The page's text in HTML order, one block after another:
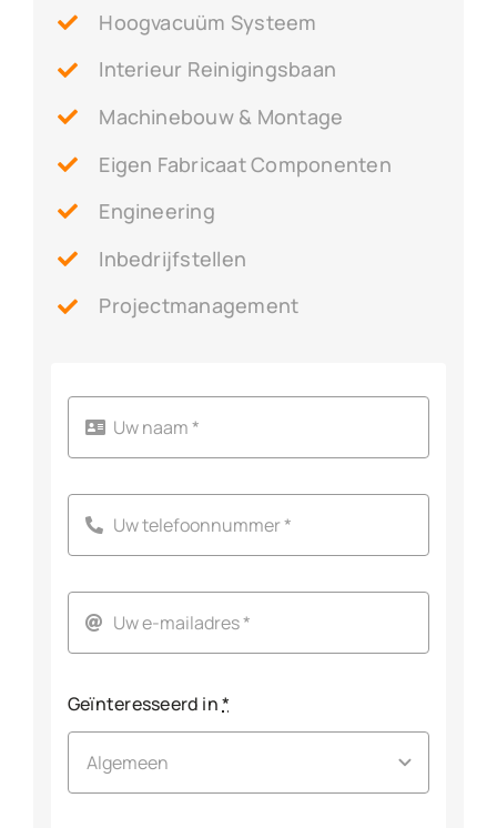
Hoogvacuüm Systeem
Interieur Reinigingsbaan
Machinebouw & Montage
Eigen Fabricaat Componenten
Engineering
Inbedrijfstellen
Projectmanagement
Geïnteresseerd in*